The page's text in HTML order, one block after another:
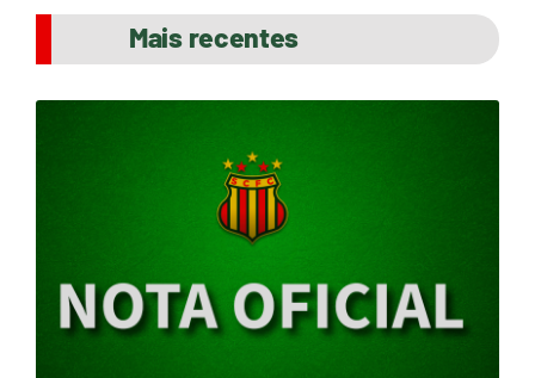
Mais recentes